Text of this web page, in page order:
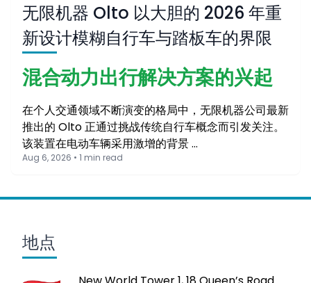
无限机器 Olto 以大胆的 2026 年重
新设计模糊自行车与踏板车的界限
混合动力出行解决方案的兴起
在个人交通领域不断演变的格局中，无限机器公司最新
推出的 Olto 正通过挑战传统自行车概念而引发关注。
该装置在电动车辆采用激增的背景 …
Aug 6, 2026 • 1 min read
地点